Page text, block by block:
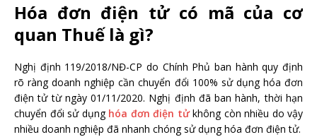
Hóa đơn điện tử có mã của cơ
quan Thuế là gì?
Nghị định 119/2018/NĐ-CP do Chính Phủ ban hành quy định
rõ ràng doanh nghiệp cần chuyển đổi 100% sử dụng hóa đơn
điện tử từ ngày 01/11/2020. Nghị định đã ban hành, thời hạn
chuyển đổi sử dụng hóa đơn điện tửkhông còn nhiều do vậy
nhiều doanh nghiệp đã nhanh chóng sử dụng hóa đơn điện tử.